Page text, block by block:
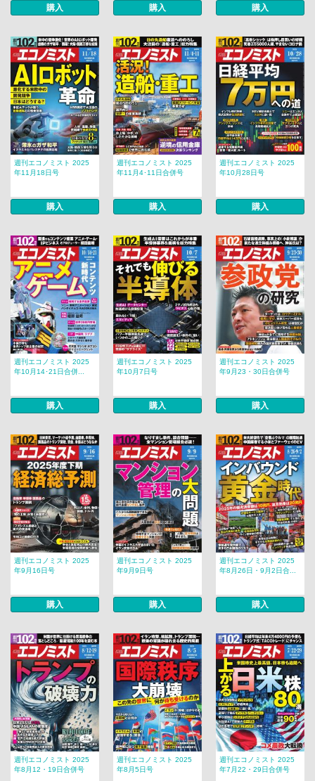
購入 購入 購入
週刊エコノミスト 2025
年11月18日号
購入
週刊エコノミスト 2025
年11月4･11日合併号
購入
週刊エコノミスト 2025
年10月28日号
購入
週刊エコノミスト 2025
年10月14･21日合併...
購入
週刊エコノミスト 2025
年10月7日号
購入
週刊エコノミスト 2025
年9月23・30日合併号
購入
週刊エコノミスト 2025
年9月16日号
購入
週刊エコノミスト 2025
年9月9日号
購入
週刊エコノミスト 2025
年8月26日・9月2日合...
購入
週刊エコノミスト 2025
年8月12・19日合併号
週刊エコノミスト 2025
年8月5日号
週刊エコノミスト 2025
年7月22・29日合併号